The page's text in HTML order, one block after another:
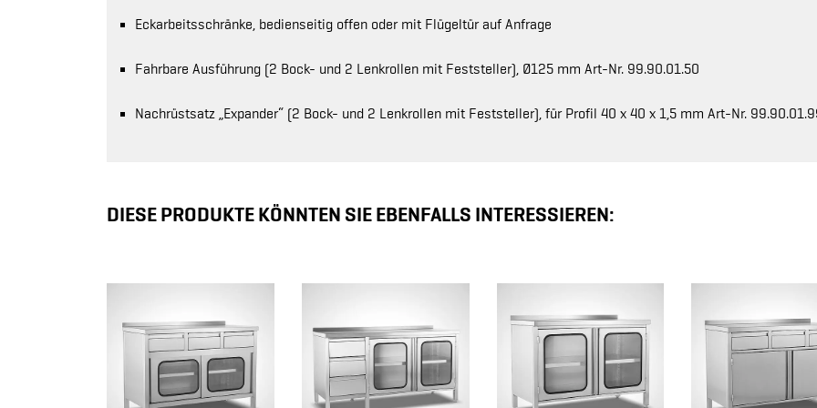
Eckarbeitsschränke, bedienseitig offen oder mit Flügeltür auf Anfrage
Fahrbare Ausführung (2 Bock- und 2 Lenkrollen mit Feststeller), Ø125 mm Art-Nr. 99.90.01.50
Nachrüstsatz „Expander“ (2 Bock- und 2 Lenkrollen mit Feststeller), für Profil 40 x 40 x 1,5 mm Art-Nr.
DIESE PRODUKTE KÖNNTEN SIE EBENFALLS INTERESSIEREN: